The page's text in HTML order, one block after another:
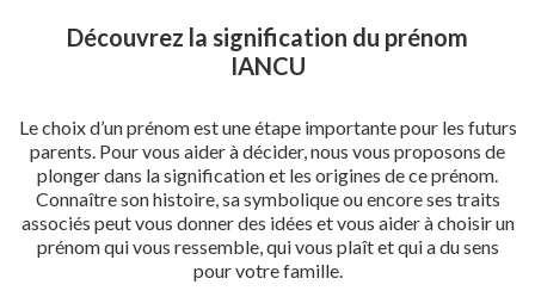
Découvrez la signification du prénom
IANCU
Le choix d’un prénom est une étape importante pour les futurs
parents. Pour vous aider à décider, nous vous proposons de
plonger dans la signification et les origines de ce prénom.
Connaître son histoire, sa symbolique ou encore ses traits
associés peut vous donner des idées et vous aider à choisir un
prénom qui vous ressemble, qui vous plaît et qui a du sens
pour votre famille.